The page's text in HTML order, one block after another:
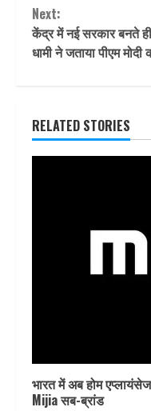
Next:
केंद्र में नई सरकार बनते
धामी ने जताया पीएम
RELATED STORIES
भारत में अब होम
Mijia सब-ब्रांड